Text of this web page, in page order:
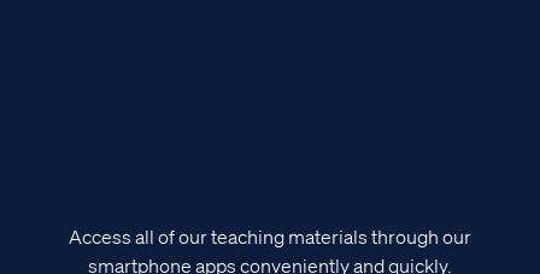
Access all of our teaching materials through our
smartphone apps conveniently and quickly.